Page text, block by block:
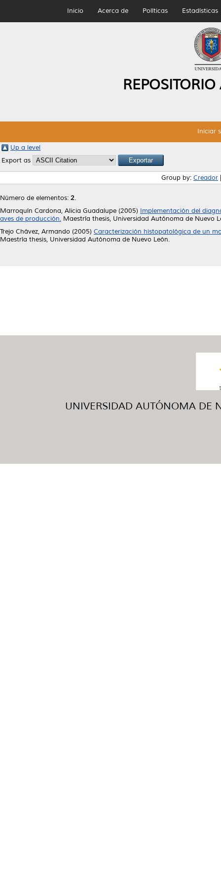
Inicio Acerca de Políticas Estadísticas
Iniciar
Up a level
Export as
Group by: Creador
Número de elementos: 2.
Marroquín Cardona, Alicia Guadalupe (2005) Implementación del
aves de producción. Maestría thesis, Universidad Autónoma de Nuevo
Trejo Chávez, Armando (2005) Caracterización histopatológica de un
Maestría thesis, Universidad Autónoma de Nuevo León.
UNIVERSIDAD AUTÓNOMA DE